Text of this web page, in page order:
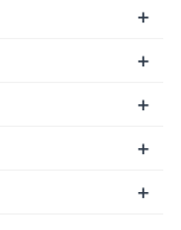
+
+
+
+
+